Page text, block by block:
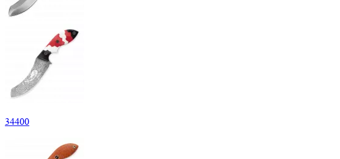
34400